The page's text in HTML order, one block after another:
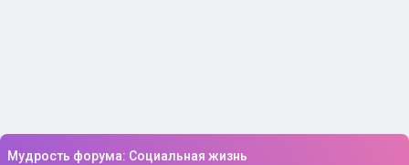
Мудрость форума: Социальная жизнь